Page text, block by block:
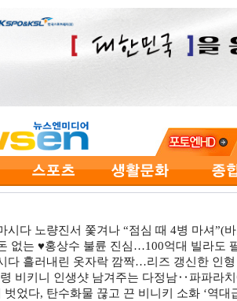
시다 노량진서 쫓겨나 “점심 때 4병 마셔”(
없는 ♥홍상수 불륜 진심…100억대 빌라도
다 흘러내린 옷자락 깜짝…리즈 갱신한 인형
비키니 인생샷 남겨주는 다정남‥파파라
었다, 탄수화물 끊고 끈 비니키 소화 ‘역대